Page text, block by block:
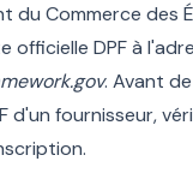
du Commerce des
officielle DPF à
. Avant
d'un fournisseur,